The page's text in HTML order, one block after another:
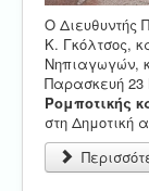
O Διευθυντής
Κ. Γκόλτσος,
Νηπιαγωγών,
Παρασκευή 23
Ρομποτικής
στη Δημοτική